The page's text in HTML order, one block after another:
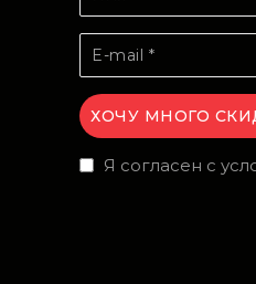
Я согласен с